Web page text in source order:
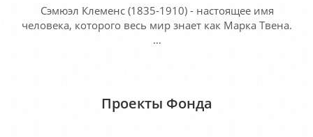
Сэмюэл Клеменс (1835-1910) - настоящее имя
человека, которого весь мир знает как Марка Твена.
…
Проекты Фонда